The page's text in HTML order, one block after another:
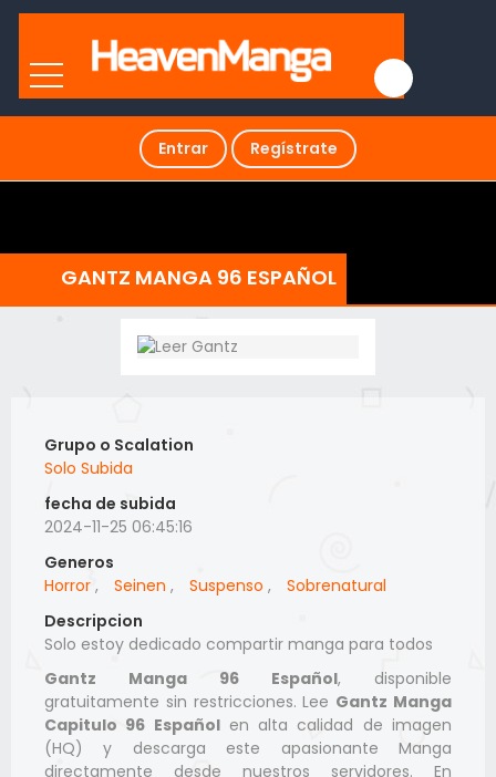
Entrar Regístrate
GANTZ MANGA 96 ESPAÑOL
Grupo o Scalation
Solo Subida
fecha de subida
2024-11-25 06:45:16
Generos
Horror , Seinen , Suspenso ,
Sobrenatural
Descripcion
Solo estoy dedicado compartir manga para todos
Gantz Manga 96 Español, disponible
gratuitamente sin restricciones. Lee Gantz Manga
Capitulo 96 Españolen alta calidad de imagen
(HQ) y descarga este apasionante Manga
directamente desde nuestros servidores. En